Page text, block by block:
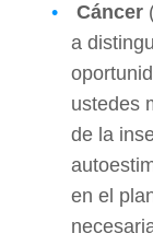
Cáncer
a
ustedes
de la
en el